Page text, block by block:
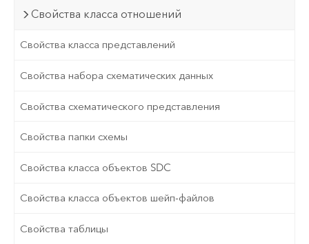
Свойства класса отношений
Свойства класса представлений
Свойства набора схематических данных
Свойства схематического представления
Свойства папки схемы
Свойства класса объектов SDC
Свойства класса объектов шейп-файлов
Свойства таблицы